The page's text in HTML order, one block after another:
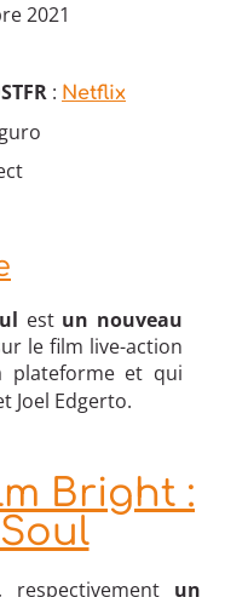
2021
: Netflix
est un nouveau
le film live-action
et qui
Joel Edgerto.
Bright :
, respectivement un